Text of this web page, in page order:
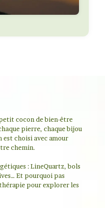
cocon de bien-être
pierre, chaque bijou
choisi avec amour
chemin.
: LineQuartz, bols
Et pourquoi pas
pour explorer les